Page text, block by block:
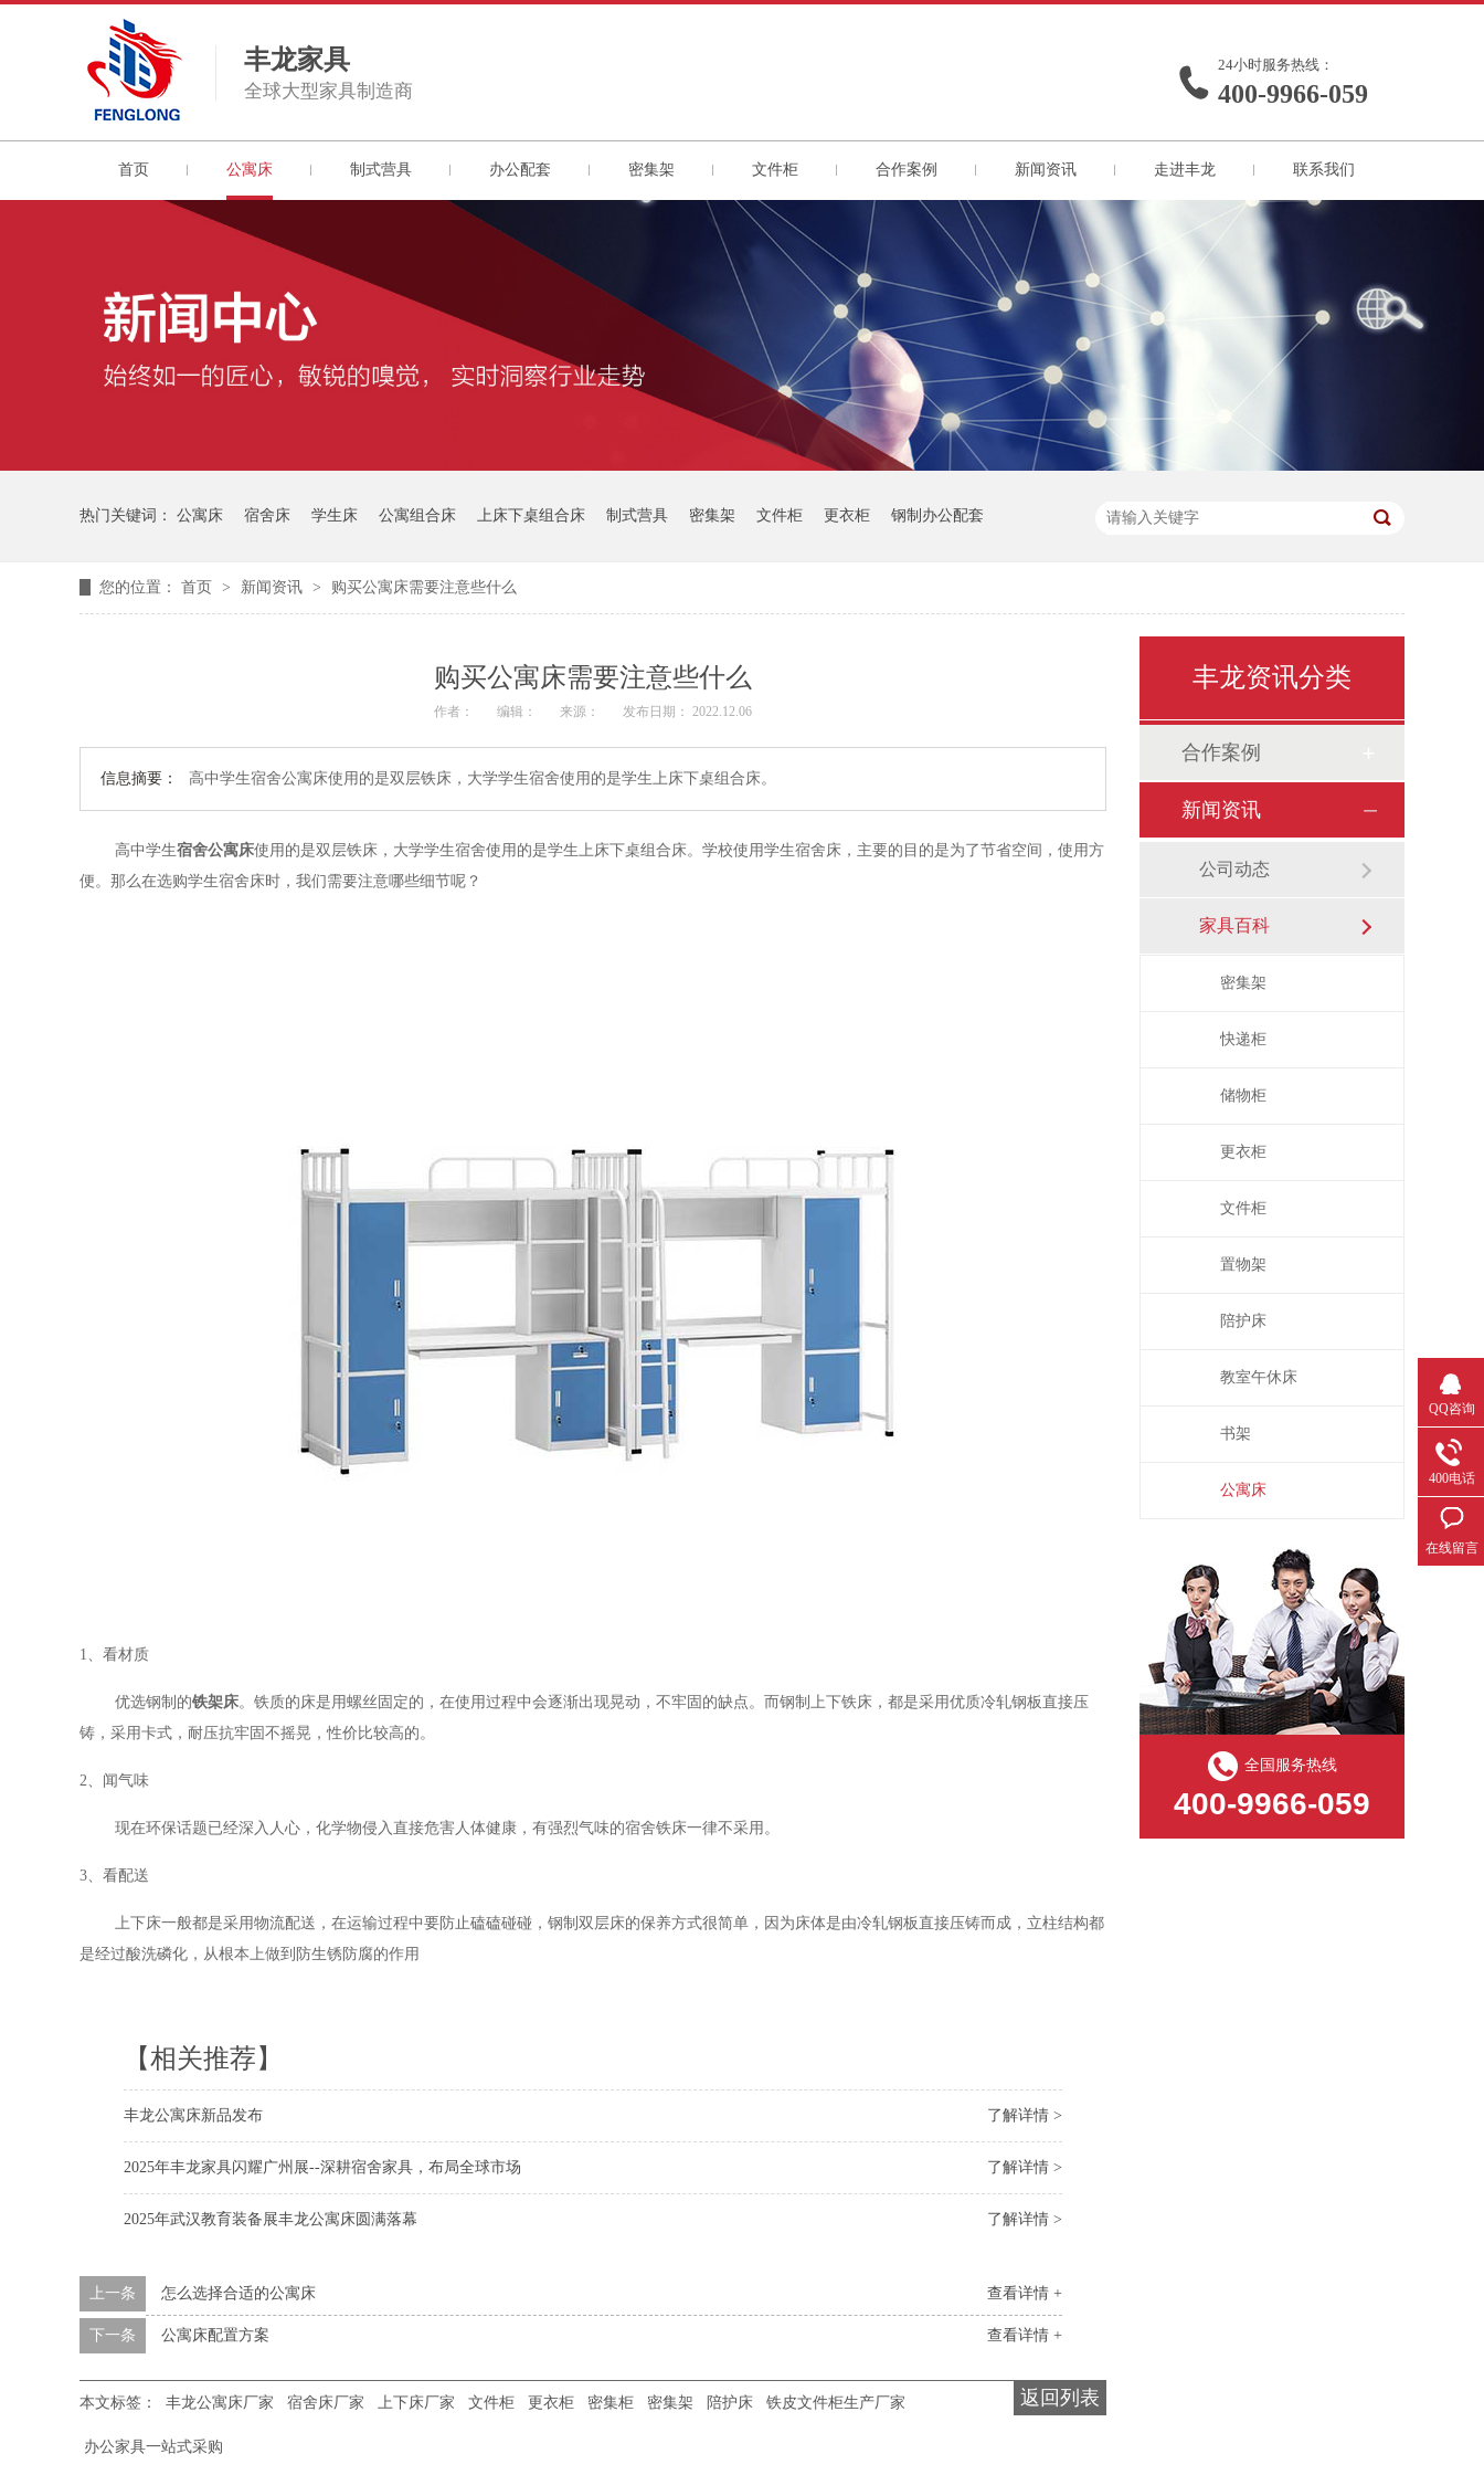
丰龙家具
全球大型家具制造商
24小时服务热线：
400-9966-059
首页 公寓床 制式营具 办公配套 密集架 文件柜 合作案例 新闻资讯 走进丰龙 联系我们
热门关键词： 公寓床 宿舍床 学生床 公寓组合床 上床下桌组合床 制式营具 密集架 文件柜 更衣柜 钢制办公配套
您的位置： 首页 > 新闻资讯 > 购买公寓床需要注意些什么
购买公寓床需要注意些什么
作者： 编辑： 来源： 发布日期： 2022.12.06
信息摘要： 高中学生宿舍公寓床使用的是双层铁床，大学学生宿舍使用的是学生上床下桌组合床。
高中学生宿舍公寓床使用的是双层铁床，大学学生宿舍使用的是学生上床下桌组合床。学校使用学生宿舍床，主要的目的是为了节省空间，使用方
便。那么在选购学生宿舍床时，我们需要注意哪些细节呢？
1、 看材质
优选钢制的铁架床。铁质的床是用螺丝固定的，在使用过程中会逐渐出现晃动，不牢固的缺点。而钢制上下铁床，都是采用优质冷轧钢板直接压
铸，采用卡式，耐压抗牢固不摇晃，性价比较高的。
2、 闻气味
现在环保话题已经深入人心，化学物侵入直接危害人体健康，有强烈气味的宿舍铁床一律不采用。
3、 看配送
上下床一般都是采用物流配送，在运输过程中要防止磕磕碰碰， 钢制双层床的保养方式很简单，因为床体是由冷轧钢板直接压铸而成，立柱结构都
是经过酸洗磷化，从根本上做到防生锈防腐的作用
【相关推荐】
了解详情 >
丰龙公寓床新品发布
了解详情 >
2025年丰龙家具闪耀广州展--深耕宿舍家具，布局全球市场
了解详情 >
2025年武汉教育装备展丰龙公寓床圆满落幕
查看详情 +
上一条 怎么选择合适的公寓床
查看详情 +
下一条 公寓床配置方案
返回列表
本文标签： 丰龙公寓床厂家 宿舍床厂家 上下床厂家 文件柜 更衣柜 密集柜 密集架 陪护床 铁皮文件柜生产厂家
办公家具一站式采购
丰龙资讯分类
合作案例
新闻资讯
公司动态
家具百科
密集架
快递柜
储物柜
更衣柜
文件柜
置物架
陪护床
教室午休床
书架
公寓床
全国服务热线
400-9966-059
QQ咨询
400电话
在线留言